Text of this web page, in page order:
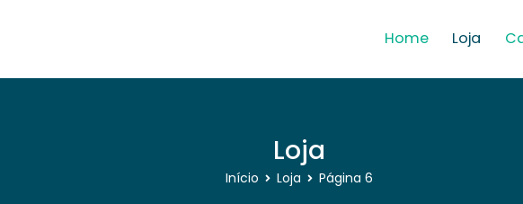
Home Loja
Loja
Início Loja Página 6